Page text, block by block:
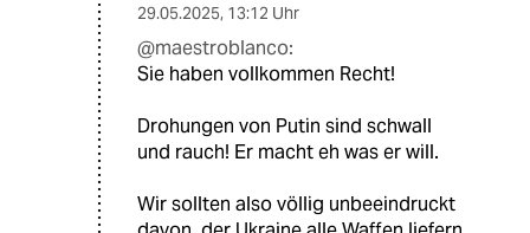
29.05.2025, 13:12 Uhr
@maestroblanco:
Sie haben vollkommen Recht!
Drohungen von Putin sind schwall
und rauch! Er macht eh was er will.
Wir sollten also völlig unbeeindruckt